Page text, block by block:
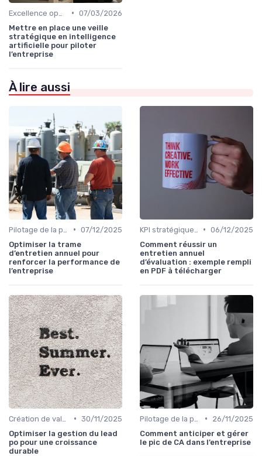
• 07/03/2026
Mettre en place une veille
stratégique en intelligence
artificielle pour piloter
l’entreprise
À lire aussi
• 07/12/2025
Optimiser la trame
d’entretien annuel pour
renforcer la performance de
l’entreprise
• 06/12/2025
Comment réussir un
entretien annuel
d’évaluation : exemple rempli
en PDF à télécharger
• 30/11/2025
Optimiser la gestion du lead
po pour une croissance
durable
•
26/11/2025
Comment anticiper et gérer
le pic de CA dans l’entreprise